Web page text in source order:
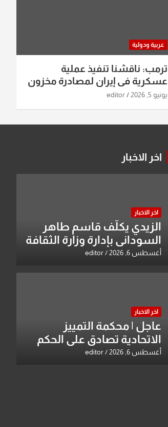
عربية ودولية
ترمب: ناقشنا تنفيذ عملية
عسكرية في إيران لمصادرة مخزون
اليورانيوم
يونيو 5, 2026 editor
اخر الاخبار
اخر الاخبار
الزيدي يكلّف قاسم طاهر
السوداني بإدارة وزارة الثقافة
أغسطس 6, 2026 editor
اخر الاخبار
عاجل | محكمة التمييز
الاتحادية تصادق على الحكم
بحق خالد عبد الواحد كبيان
أغسطس 6, 2026 editor